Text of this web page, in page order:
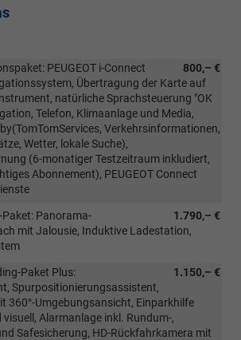
800,– €
PEUGEOT i-Connect
Übertragung der Karte auf
natürliche Sprachsteuerung "OK
Telefon, Klimaanlage und Media,
Verkehrsinformationen,
Wetter, lokale Suche),
(6-monatiger Testzeitraum inkludiert,
Abonnement), PEUGEOT Connect
1.790,– €
Paket: Panorama-
mit Jalousie, Induktive Ladestation,
1.150,– €
Paket Plus:
Spurpositionierungsassistent,
360°-Umgebungsansicht, Einparkhilfe
Alarmanlage inkl. Rundum-,
Safesicherung, HD-Rückfahrkamera mit